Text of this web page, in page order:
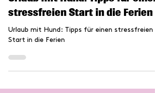
Urlaub mit Hund: Tipps für einen
stressfreien Start in die Ferien
Urlaub mit Hund: Tipps für einen stressfreien